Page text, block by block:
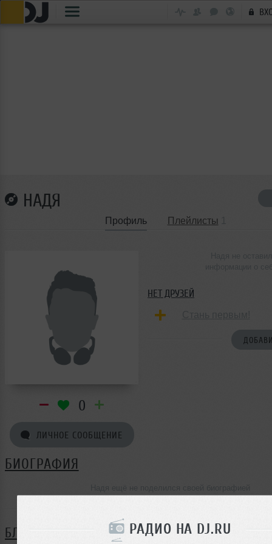
РАДИО НА DJ.RU
НАДЯ
Профиль Плейлисты
0
ЛИЧНОЕ СООБЩЕНИЕ
НЕТ ДРУЗЕЙ
БИОГРАФИЯ
БЛОГ